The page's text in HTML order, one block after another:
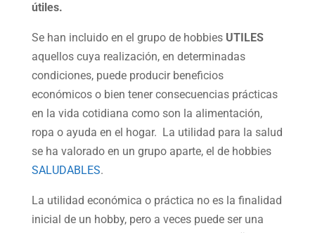
útiles.
Se han incluido en el grupo de hobbies UTILES
aquellos cuya realización, en determinadas
condiciones, puede producir beneficios
económicos o bien tener consecuencias prácticas
en la vida cotidiana como son la alimentación,
ropa o ayuda en el hogar. La utilidad para la salud
se ha valorado en un grupo aparte, el de hobbies
SALUDABLES.
La utilidad económica o práctica no es la finalidad
inicial de un hobby, pero a veces puede ser una